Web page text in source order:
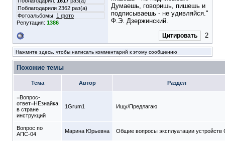
Поблагодарили 2362 раз(а)
Фотоальбомы: 1 фото
Репутация: 1386
Думаешь, говоришь, пишешь и
подписываешь - не удивляйся."
Ф.Э. Дзержинский.
Цитировать 2
Нажмите здесь, чтобы написать комментарий к этому сообщению
Похожие темы
Тема Автор Раздел
=Вопрос-
ответ=НЕзнайка
в стране
инструкций
1Grum1 Ищу/Предлагаю
Вопрос по
АПС-04
Марина Юрьевна Общие вопросы эксплуатации